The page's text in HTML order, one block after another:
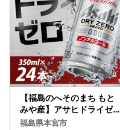
【福島のへそのまち もと
みや産】アサヒドライゼロ
350ml×24本 1ケース ノ
福島県本宮市